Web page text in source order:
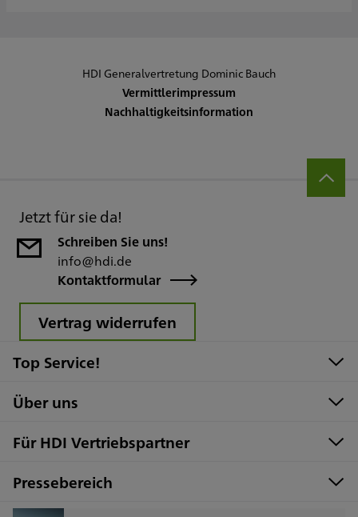
HDI Generalvertretung Dominic Bauch
Vermittlerimpressum
Nachhaltigkeitsinformation
Jetzt für sie da!
Schreiben Sie uns!
info@hdi.de
Kontaktformular
Vertrag widerrufen
Top Service!
Über uns
Für HDI Vertriebspartner
Pressebereich